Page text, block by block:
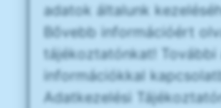
adatok általunk
Bővebb információért
tájékoztatónkat! További
információkkal
Adatkezelési